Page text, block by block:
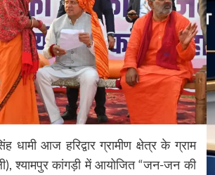
धामी आज हरिद्वार ग्रामीण क्षेत्र के ग्राम
श्यामपुर कांगड़ी में आयोजित “जन-जन की